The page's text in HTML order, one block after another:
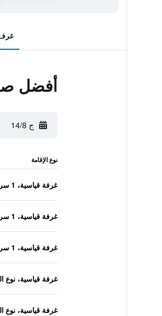
أفضل
ج 14/8
نوع الإقامة
غرفة قياسية، 1 سرير كينغ
غرفة قياسية، 1 سرير كينغ
غرفة قياسية، 1 سرير كوين
غرفة قياسية،
غرفة قياسية،